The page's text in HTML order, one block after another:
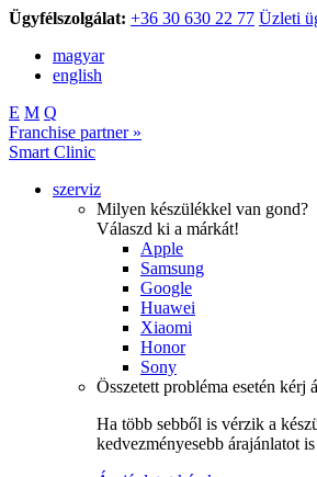
Ügyfélszolgálat: +36 30 630 22 77 Üzleti
magyar
english
E M Q
Franchise partner »
Smart Clinic
szerviz
Milyen készülékkel van gond?
Válaszd ki a márkát!
Apple
Samsung
Google
Huawei
Xiaomi
Honor
Sony
Összetett probléma esetén kérj
Ha több sebből is vérzik a
kedvezményesebb árajánlatot